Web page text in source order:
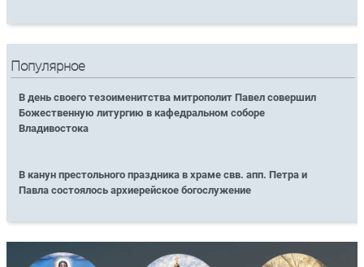
Популярное
В день своего тезоименитства митрополит Павел совершил
Божественную литургию в кафедральном соборе
Владивостока
В канун престольного праздника в храме свв. апп. Петра и
Павла состоялось архиерейское богослужение